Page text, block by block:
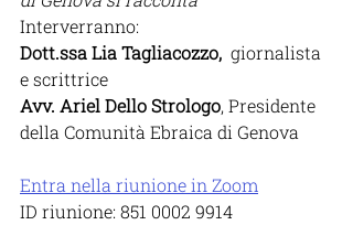
Interverranno:
Dott.ssa Lia Tagliacozzo, giornalista
e scrittrice
Avv. Ariel Dello Strologo, Presidente
della Comunità Ebraica di Genova
Entra nella riunione in Zoom
ID riunione: 851 0002 9914